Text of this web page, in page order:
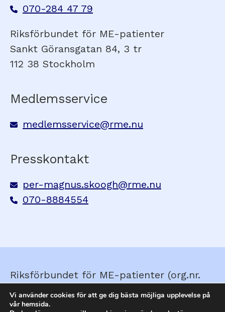
070-284 47 79
Riksförbundet för ME-patienter
Sankt Göransgatan 84, 3 tr
112 38 Stockholm
Medlemsservice
medlemsservice@rme.nu
Presskontakt
per-magnus.skoogh@rme.nu
070-8884554
Riksförbundet för ME-patienter (org.nr.
857210-0579) © Skapad av
Ella&Sigrid
Vi använder cookies för att ge dig bästa möjliga upplevelse på
vår hemsida.